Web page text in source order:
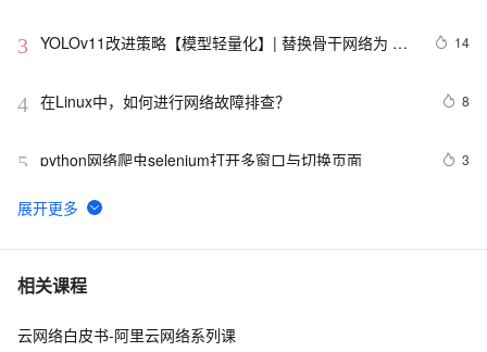
3 YOLOv11改进策略【模型轻量化】| 替换骨干网络为
14
4 8
5 python网络爬虫selenium打开多窗口与切换页面 3
6 Android监听手机网络变化
7
8 企业运维训练营之云上网络原理和实战（第2期），助力
相关课程
云网络白皮书-阿里云网络系列课